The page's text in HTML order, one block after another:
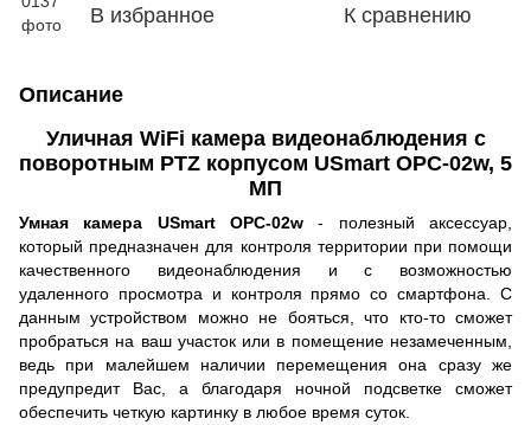
В избранное К сравнению
Описание
Уличная WiFi камера видеонаблюдения с
поворотным PTZ корпусом USmart OPC-02w, 5
МП
Умная камера USmart OPC-02w - полезный аксессуар,
который предназначен для контроля территории при помощи
качественного видеонаблюдения и с возможностью
удаленного просмотра и контроля прямо со смартфона. С
данным устройством можно не бояться, что кто-то сможет
пробраться на ваш участок или в помещение незамеченным,
ведь при малейшем наличии перемещения она сразу же
предупредит Вас, а благодаря ночной подсветке сможет
обеспечить четкую картинку в любое время суток.